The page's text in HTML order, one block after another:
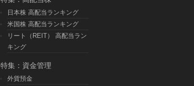
日本株 高配当ランキング
米国株 高配当ランキング
リート（REIT） 高配当ラン
キング
特集：資金管理
外貨預金